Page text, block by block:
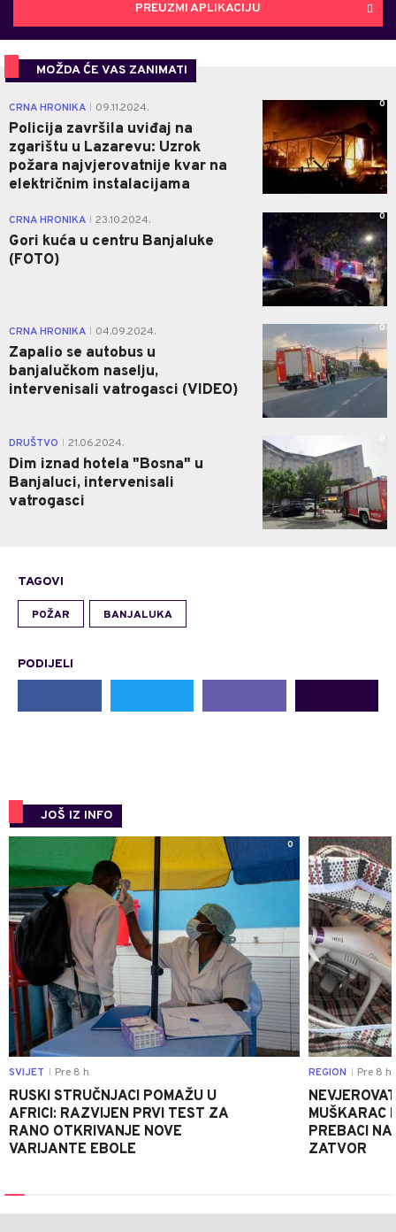
PREUZMI APLIKACIJU
MOŽDA ĆE VAS ZANIMATI
CRNA HRONIKA 09.11.2024.
Policija završila uviđaj na
zgarištu u Lazarevu: Uzrok
požara najvjerovatnije kvar na
električnim instalacijama
0
CRNA HRONIKA 23.10.2024.
Gori kuća u centru Banjaluke
(FOTO)
0
CRNA HRONIKA 04.09.2024.
Zapalio se autobus u
banjalučkom naselju,
intervenisali vatrogasci (VIDEO)
0
DRUŠTVO 21.06.2024.
Dim iznad hotela "Bosna" u
Banjaluci, intervenisali
vatrogasci
0
TAGOVI
POŽAR BANJALUKA
PODIJELI
JOŠ IZ INFO
0
SVIJET Pre 8 h
RUSKI STRUČNJACI POMAŽU U
AFRICI: RAZVIJEN PRVI TEST ZA
RANO OTKRIVANJE NOVE
VARIJANTE EBOLE
REGION Pre 8 h
MUŠKARAC
PREBACI
ZATVOR